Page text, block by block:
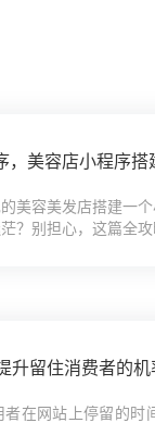
，美容店小程序搭
美容美发店搭建一
？别担心，这篇全攻
升留住消费者的机
在网站上停留的时